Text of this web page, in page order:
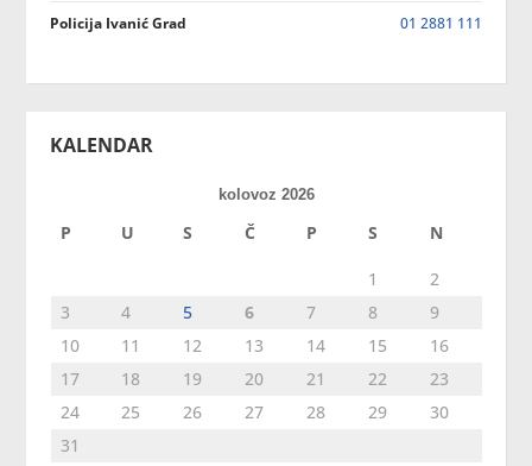
Policija Ivanić Grad 01 2881 111
KALENDAR
kolovoz 2026
P U S Č P S N
1
2
3
4 5 6 7 8
9
10
11 12 13 14 15
16
17
18 19 20 21 22
23
24
25 26 27 28 29
30
31